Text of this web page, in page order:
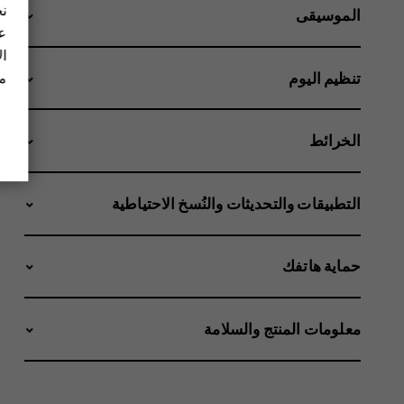
الموسيقى
تنظيم اليوم
الخرائط
التطبيقات والتحديثات والنُسخ الاحتياطية
حماية هاتفك
معلومات المنتج والسلامة